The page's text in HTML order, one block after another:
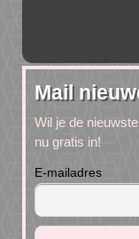
Mail
Wil je de
nu gratis in!
E-mailadres